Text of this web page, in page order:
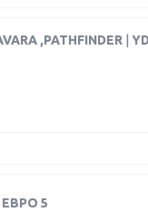
,PATHFINDER
ЕВРО 5